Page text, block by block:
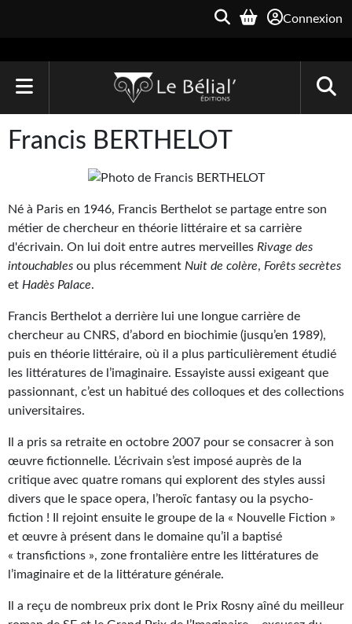
Connexion
Une Heure-Lumière
Archive du Futur
Quarante-Deux
Kvasar
Pulps
Étoiles vives
Yellow Submarine
NUMÉRIQUE
Romans et recueils
Francis BERTHELOT
Né à Paris en 1946, Francis Berthelot se partage entre son
métier de chercheur en théorie littéraire et sa carrière
d'écrivain. On lui doit entre autres merveilles Rivage des
intouchables ou plus récemment Nuit de colère, Forêts secrètes
et Hadès Palace.
Francis Berthelot a derrière lui une longue carrière de
chercheur au CNRS, d’abord en biochimie (jusqu’en 1989),
puis en théorie littéraire, où il a plus particulièrement étudié
les littératures de l’imaginaire. Essayiste aussi exigeant que
passionnant, c’est un habitué des colloques et des collections
universitaires.
Il a pris sa retraite en octobre 2007 pour se consacrer à son
œuvre fictionnelle. L’écrivain s’est imposé auprès de la
critique avec quatre romans qui explorent des styles aussi
divers que le space opera, l’heroïc fantasy ou la psycho-
fiction ! Il rejoint ensuite le groupe de la « Nouvelle Fiction »
et œuvre à présent dans le domaine qu’il a baptisé
« transfictions », zone frontalière entre les littératures de
l’imaginaire et de la littérature générale.
Il a reçu de nombreux prix dont le Prix Rosny aîné du meilleur